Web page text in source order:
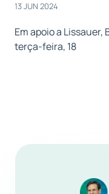
13 JUN 2024
Em apoio a Lissauer,
terça-feira, 18